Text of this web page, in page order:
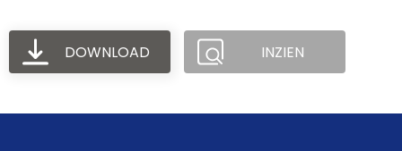
DOWNLOAD INZIEN